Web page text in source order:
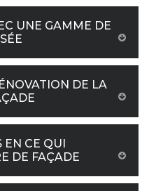
UNE GAMME DE
DE LA
EN CE QUI
DE FAÇADE